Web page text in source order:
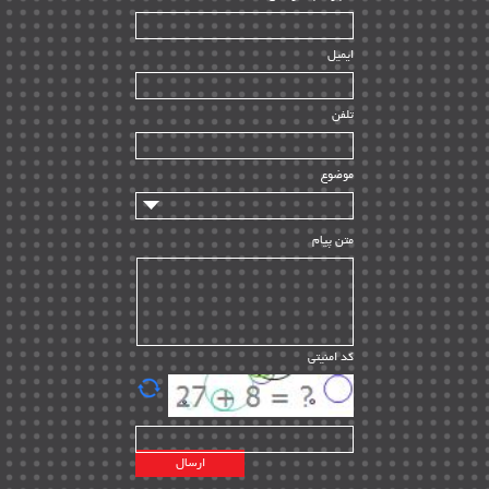
HSE | ۳۹
ساخت و نصب | ۱۲
راه اندازی | ۹
سازندگان و تامین کنندگان | ۱۰
تامین مالی و سرمایه گذاری | ۳۲
ماشین آلات
مدیریت پروژه
مدیریت دانش
مدیریت سازمانی و عمومی | ۲
تأمین کالا | ۱۳
EPC | ۲۰
پیمانکاران بین المللی | ۸
اطلاعات انرژی کشورها | ۱۴
پروژه های خارجی | ۱۵
ایمیل
تلفن
موضوع
متن پیام
کد امنیتی